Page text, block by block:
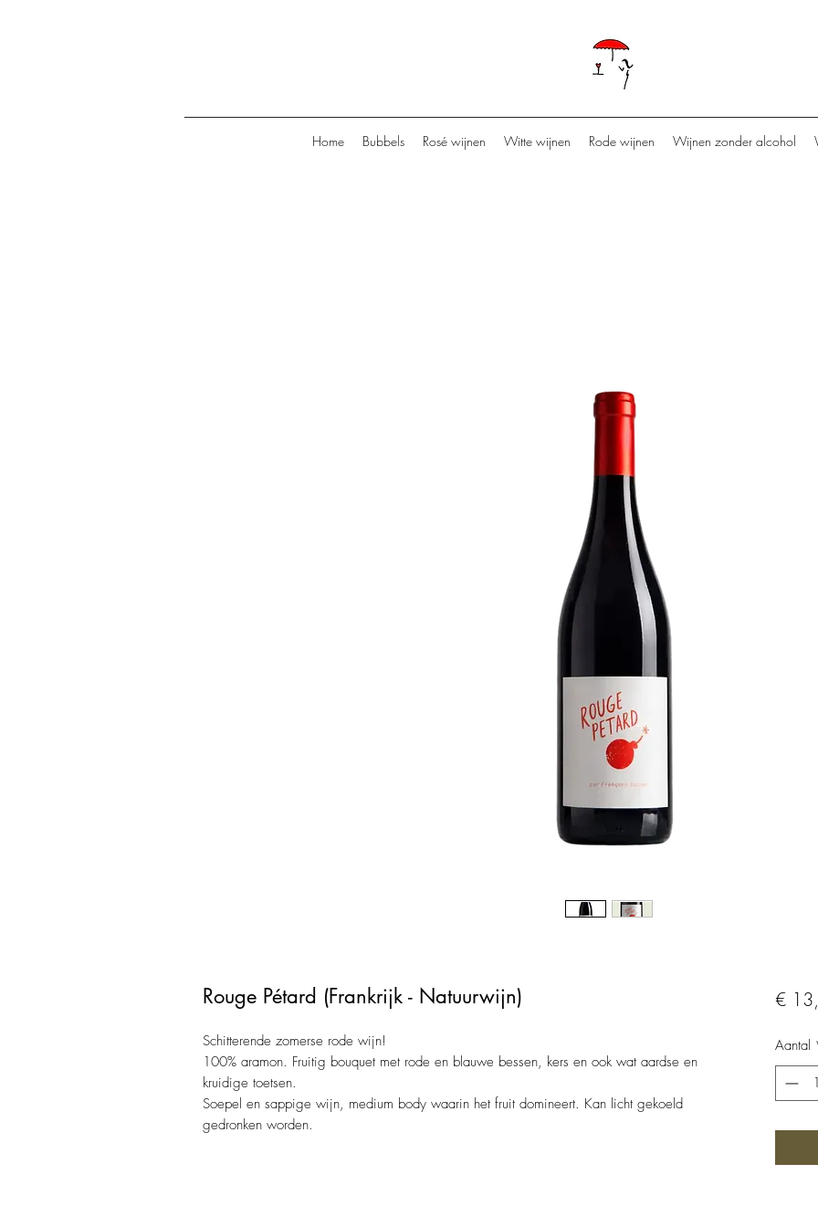
Home Bubbels Rosé wijnen Witte wijnen Rode wijnen Wijnen zonder alcohol
Rouge Pétard (Frankrijk - Natuurwijn)
Schitterende zomerse rode wijn!
100% aramon. Fruitig bouquet met rode en blauwe bessen, kers en ook wat aardse en
kruidige toetsen.
Soepel en sappige wijn, medium body waarin het fruit domineert. Kan licht gekoeld
gedronken worden.
€
Aantal